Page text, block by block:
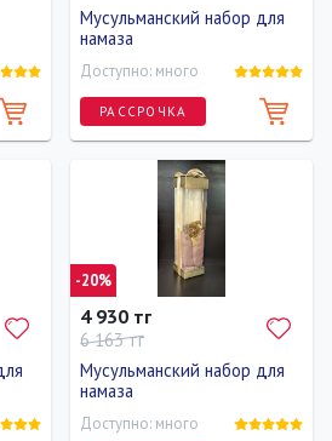
Мусульманский набор для
намаза
Доступно: много
РАССРОЧКА
-20%
4 930 тг
6 163 тг
Мусульманский набор для
намаза
Доступно: много